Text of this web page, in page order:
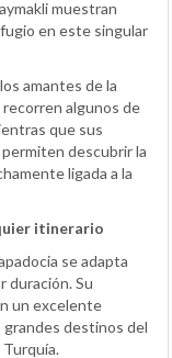
muestran
en este singular
amantes de la
algunos de
que sus
descubrir la
ligada a la
itinerario
se adapta
duración. Su
un excelente
destinos del